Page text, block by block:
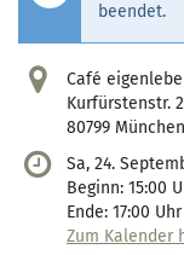
beendet.
Café
Kurfürstenstr. 2
80799 München
Sa, 24.
Beginn: 15:00
Ende: 17:00 Uhr
Zum Kalender